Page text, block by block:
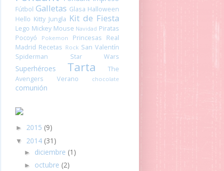
Fútbol Galletas Glasa Halloween
Hello Kitty Jungla Kit de Fiesta
Lego Mickey Mouse Navidad Piratas
Pocoyó
Pokemon Princesas
Real
Madrid Recetas Rock San Valentín
Spiderman
Star Wars
Superhéroes Tarta
The
Avengers
Verano chocolate
comunión
► 2015 (9)
▼ 2014 (31)
► diciembre (1)
► octubre (2)